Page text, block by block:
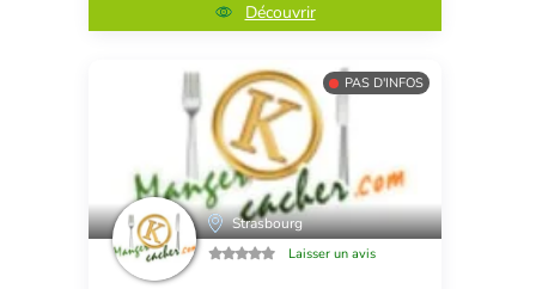
Découvrir
PAS D'INFOS
Strasbourg
Laisser un avis